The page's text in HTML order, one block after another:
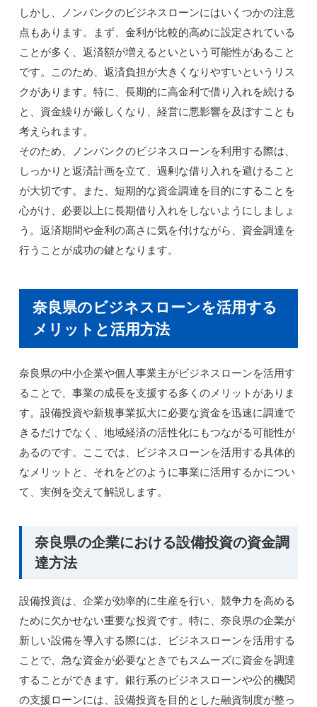
しかし、ノンバンクのビジネスローンにはいくつかの注意
点もあります。まず、金利が比較的高めに設定されている
ことが多く、返済額が増えるといという可能性があること
です。このため、返済負担が大きくなりやすいというリス
クがあります。特に、長期的に高金利で借り入れを続ける
と、資金繰りが厳しくなり、経営に悪影響を及ぼすことも
考えられます。
そのため、ノンバンクのビジネスローンを利用する際は、
しっかりと返済計画を立て、過剰な借り入れを避けること
が大切です。また、短期的な資金調達を目的にすることを
心がけ、必要以上に長期借り入れをしないようにしましょ
う。返済期間や金利の高さに気を付けながら、資金調達を
行うことが成功の鍵となります。
奈良県のビジネスローンを活用する
メリットと活用方法
奈良県の中小企業や個人事業主がビジネスローンを活用す
ることで、事業の成長を支援する多くのメリットがありま
す。設備投資や新規事業拡大に必要な資金を迅速に調達で
きるだけでなく、地域経済の活性化にもつながる可能性が
あるのです。ここでは、ビジネスローンを活用する具体的
なメリットと、それをどのように事業に活用するかについ
て、実例を交えて解説します。
奈良県の企業における設備投資の資金調
達方法
設備投資は、企業が効率的に生産を行い、競争力を高める
ために欠かせない重要な投資です。特に、奈良県の企業が
新しい設備を導入する際には、ビジネスローンを活用する
ことで、急な資金が必要なときでもスムーズに資金を調達
することができます。銀行系のビジネスローンや公的機関
の支援ローンには、設備投資を目的とした融資制度が整っ